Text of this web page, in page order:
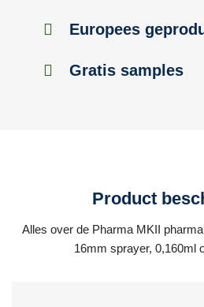
Europees
Gratis samples
Product
Alles over de Pharma MKII
16mm sprayer, 0,160ml